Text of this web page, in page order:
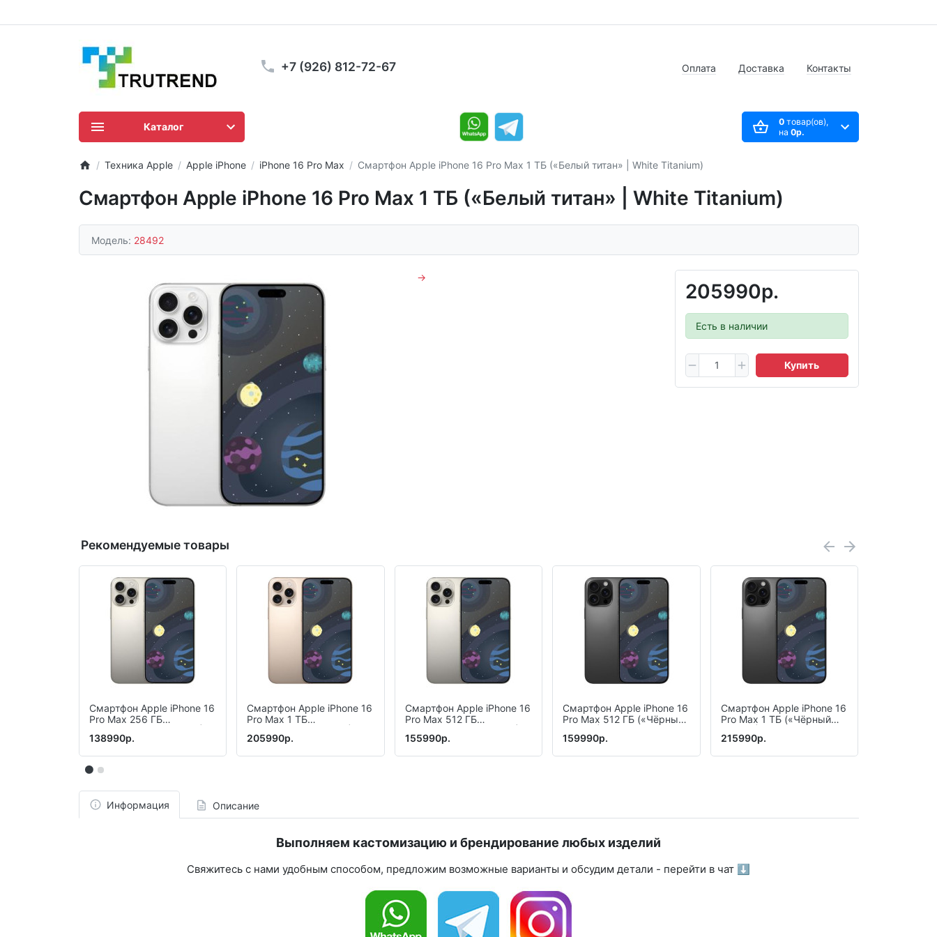
+7 (926) 812-72-67 Оплата Доставка Контакты
0товар(ов),
на 0р.
Каталог
Техника Apple Apple iPhone iPhone 16 Pro Max Смартфон Apple iPhone 16 Pro Max 1 ТБ («Белый титан» | White Titanium)
Смартфон Apple iPhone 16 Pro Max 1 ТБ («Белый титан» | White Titanium)
Модель: 28492
205990р.
Есть в наличии
Купить
→
Рекомендуемые товары
Смартфон Apple iPhone 16
Pro Max 256 ГБ
Natural Titanium)
138990р.
Смартфон Apple iPhone 16
Pro Max 1 ТБ
Desert Titanium)
205990р.
Смартфон Apple iPhone 16
Pro Max 512 ГБ
Natural Titanium)
155990р.
Смартфон Apple iPhone 16
Pro Max 512 ГБ («Чёрный
159990р.
Смартфон Apple iPhone 16
Pro Max 1 ТБ («Чёрный
215990р.
Информация Описание
Выполняем кастомизацию и брендирование любых изделий
Свяжитесь с нами удобным способом, предложим возможные варианты и обсудим детали - перейти в чат ⬇